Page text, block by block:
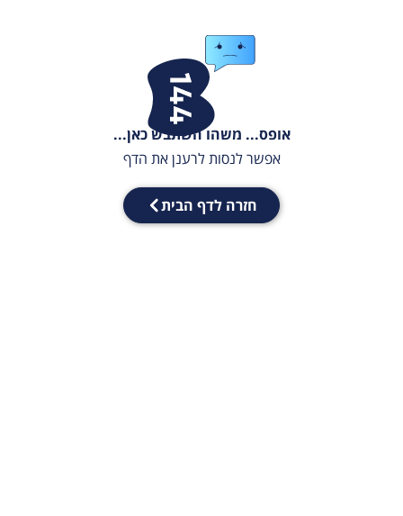
אופס... משהו השתבש כאן...
אפשר לנסות לרענן את הדף
חזרה לדף הבית